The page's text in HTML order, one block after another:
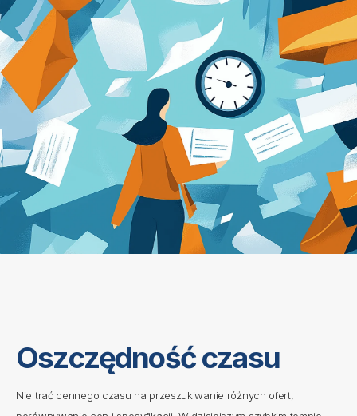
Oszczędnośćczasu
Nie trać cennego czasu na przeszukiwanie różnych ofert,